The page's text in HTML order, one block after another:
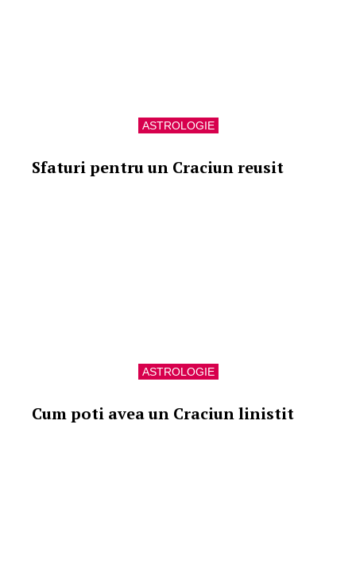
ASTROLOGIE
Sfaturi pentru un Craciun reusit
ASTROLOGIE
Cum poti avea un Craciun linistit